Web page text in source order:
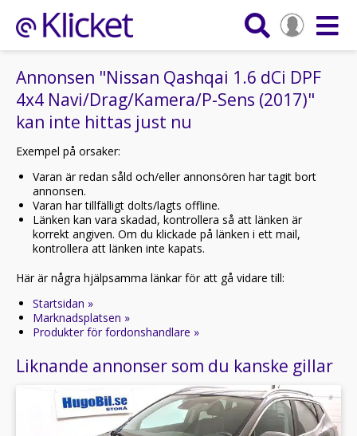
Annonsen "Nissan Qashqai 1.6 dCi DPF
4x4 Navi/Drag/Kamera/P-Sens (2017)"
kan inte hittas just nu
Exempel på orsaker:
Varan är redan såld och/eller annonsören har tagit bort
annonsen.
Varan har tillfälligt dolts/lagts offline.
Länken kan vara skadad, kontrollera så att länken är
korrekt angiven. Om du klickade på länken i ett mail,
kontrollera att länken inte kapats.
Här är några hjälpsamma länkar för att gå vidare till:
Startsidan »
Marknadsplatsen »
Produkter för fordonshandlare »
Liknande annonser som du kanske gillar